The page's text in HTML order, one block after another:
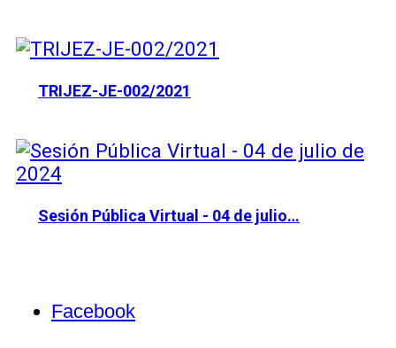
TRIJEZ-JE-002/2021
Sesión Pública Virtual - 04 de julio…
Facebook